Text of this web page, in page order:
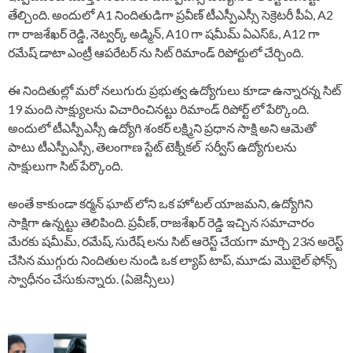
తేల్చింది. అందులో A1 నిందితుడిగా ప్రవీణ్ టీఎస్పీఎస్సీ సెక్రెటరీ పీఏ, A2
గా రాజశేఖర్ రెడ్డి, నెట్వర్క్ అడ్మిన్, A10 గా షమీమ్ ఏఎస్ఓ, A12 గా
రమేష్ డాటా ఎంట్రీ ఆపరేటర్ ను సిట్ రిమాండ్ రిపోర్టులో చేర్చింది.
ఈ నిందితుల్లో మరో నలుగురు ప్రభుత్వ ఉద్యోగులు కూడా ఉన్నారన్న సిట్
19 మంది సాక్ష్యులను విచారించినట్టు రిమాండ్ రిపోర్ట్ లో పేర్కొంది.
అందులో టీఎస్పీఎస్సీ ఉద్యోగి శంకర్ లక్ష్మిని ప్రధాన సాక్షి అని ఆమెతో
పాటు టీఎస్పీఎస్సీ, తెలంగాణ స్టేట్ టెక్నీకల్ సర్వీస్ ఉద్యోగులను
సాక్షులుగా సిట్ పేర్కొంది.
అంతే కాకుండా కర్మన్ ఘాట్ లోని ఒక హోటల్ యాజమని, ఉద్యోగిని
సాక్షిగా ఉన్నట్టు తెలిపింది. ప్రవీణ్, రాజశేఖర్ రెడ్డి ఇచ్చిన సమాచారం
మేరకు షమీమ్, రమేష్, సురేష్ లను సిట్ ఆరెస్ట్ చేయగా మార్చి 23న అరెస్ట్
చేసిన ముగ్గురు నిందితుల నుండి ఒక ల్యాప్ టాప్, మూడు మొబైల్ ఫోన్స్
స్వాధీనం చేసుకున్నారు. (ఏజెన్సీలు)
P